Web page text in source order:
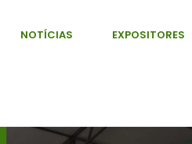
NOTÍCIAS EXPOSITORES